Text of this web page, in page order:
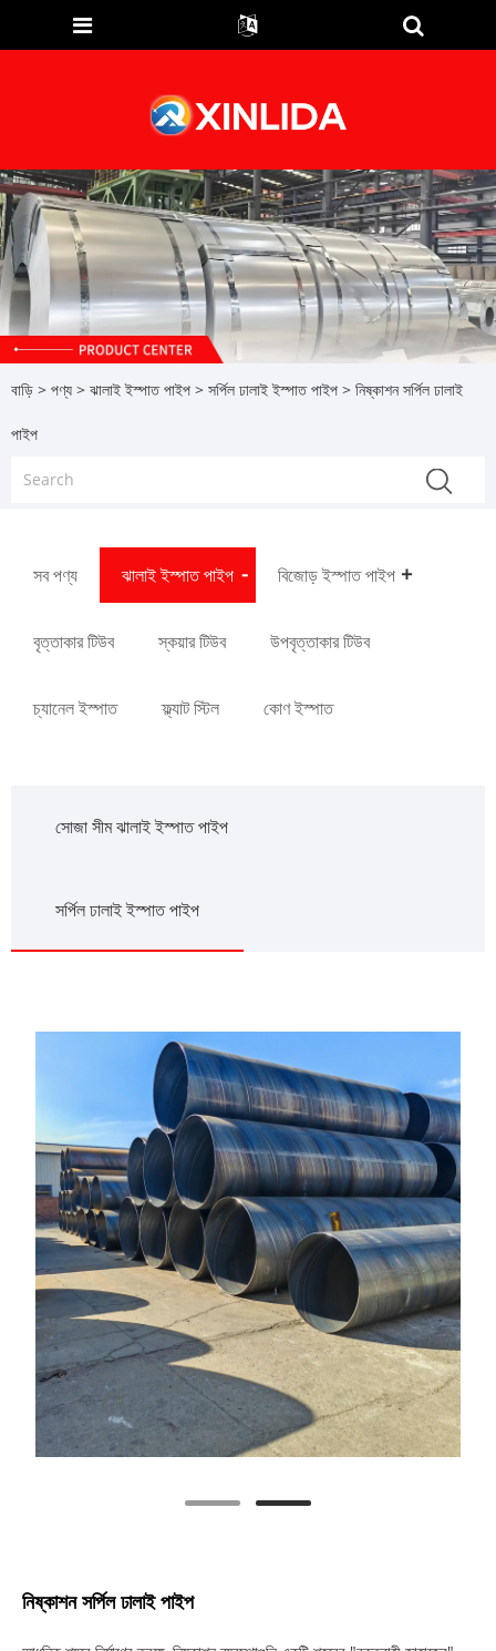
বাড়ি > পণ্য > ঝালাই ইস্পাত পাইপ > সর্পিল ঢালাই ইস্পাত পাইপ > নিষ্কাশন সর্পিল ঢালাই
পাইপ
সব পণ্য ঝালাই ইস্পাত পাইপ বিজোড় ইস্পাত পাইপ
বৃত্তাকার টিউব স্কয়ার টিউব উপবৃত্তাকার টিউব
চ্যানেল ইস্পাত ফ্ল্যাট স্টিল কোণ ইস্পাত
সোজা সীম ঝালাই ইস্পাত পাইপ
সর্পিল ঢালাই ইস্পাত পাইপ
নিষ্কাশন সর্পিল ঢালাই পাইপ